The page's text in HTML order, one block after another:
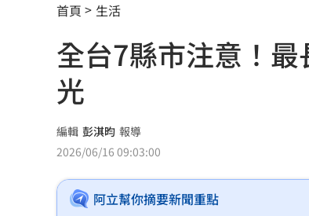
2026全球移居排名 台灣「第5」
革命衛隊要美滿足條件 否則不
顧立雄視導第三作戰區 慰勉參演
放雙手騎車喊手麻！騎士遭打臉仍
夢幻跨團合體！SUMMER
首頁 生活
全台7縣市注意！
光
編輯 彭淇昀 報導
2026/06/16 09:03:00
阿立幫你摘要新聞重點